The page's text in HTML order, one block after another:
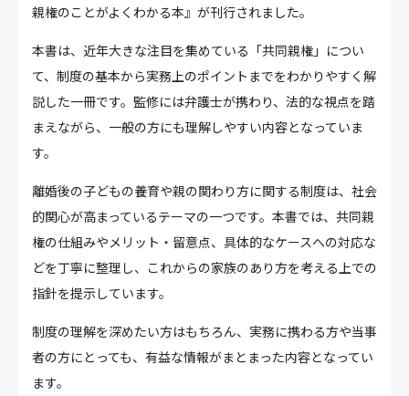
親権のことがよくわかる本』が刊行されました。
本書は、近年大きな注目を集めている「共同親権」につい
て、制度の基本から実務上のポイントまでをわかりやすく解
説した一冊です。監修には弁護士が携わり、法的な視点を踏
まえながら、一般の方にも理解しやすい内容となっていま
す。
離婚後の子どもの養育や親の関わり方に関する制度は、社会
的関心が高まっているテーマの一つです。本書では、共同親
権の仕組みやメリット・留意点、具体的なケースへの対応な
どを丁寧に整理し、これからの家族のあり方を考える上での
指針を提示しています。
制度の理解を深めたい方はもちろん、実務に携わる方や当事
者の方にとっても、有益な情報がまとまった内容となってい
ます。